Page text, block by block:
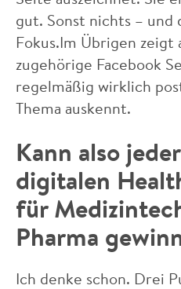
gut. Sonst nichts – und
Fokus.Im Übrigen zeigt
zugehörige Facebook
regelmäßig wirklich
Thema auskennt.
Kann also
digitalen
für
Pharma
Ich denke schon. Drei